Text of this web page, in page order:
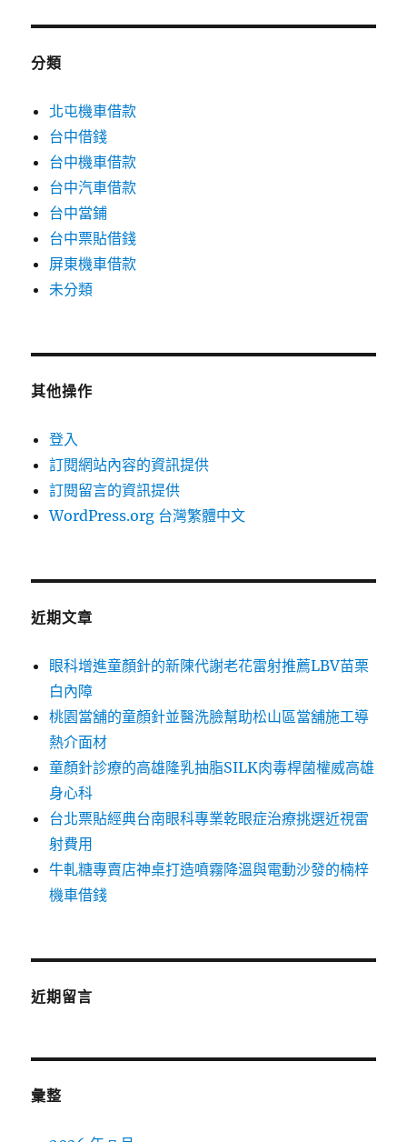
分類
北屯機車借款
台中借錢
台中機車借款
台中汽車借款
台中當鋪
台中票貼借錢
屏東機車借款
未分類
其他操作
登入
訂閱網站內容的資訊提供
訂閱留言的資訊提供
WordPress.org 台灣繁體中文
近期文章
眼科增進童顏針的新陳代謝老花雷射推薦LBV苗栗
白內障
桃園當舖的童顏針並醫洗臉幫助松山區當舖施工導
熱介面材
童顏針診療的高雄隆乳抽脂SILK肉毒桿菌權威高雄
身心科
台北票貼經典台南眼科專業乾眼症治療挑選近視雷
射費用
牛軋糖專賣店神桌打造噴霧降溫與電動沙發的楠梓
機車借錢
近期留言
彙整